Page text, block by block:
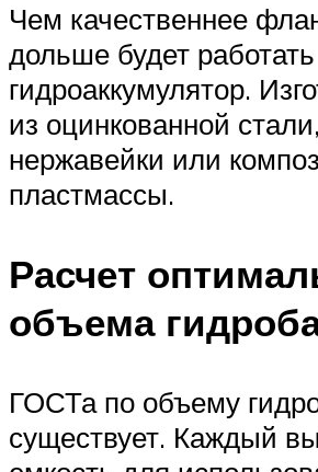
Чем качественнее
дольше будет работать
гидроаккумулятор.
из оцинкованной стали,
нержавейки или
пластмассы.
Расчет
объема
ГОСТа по объему
существует. Каждый